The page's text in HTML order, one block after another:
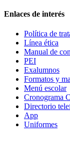
Enlaces de interés
Política de
Línea ética
Manual de
PEI
Exalumnos
Formatos y
Menú escolar
Cronograma
Directorio
App
Uniformes